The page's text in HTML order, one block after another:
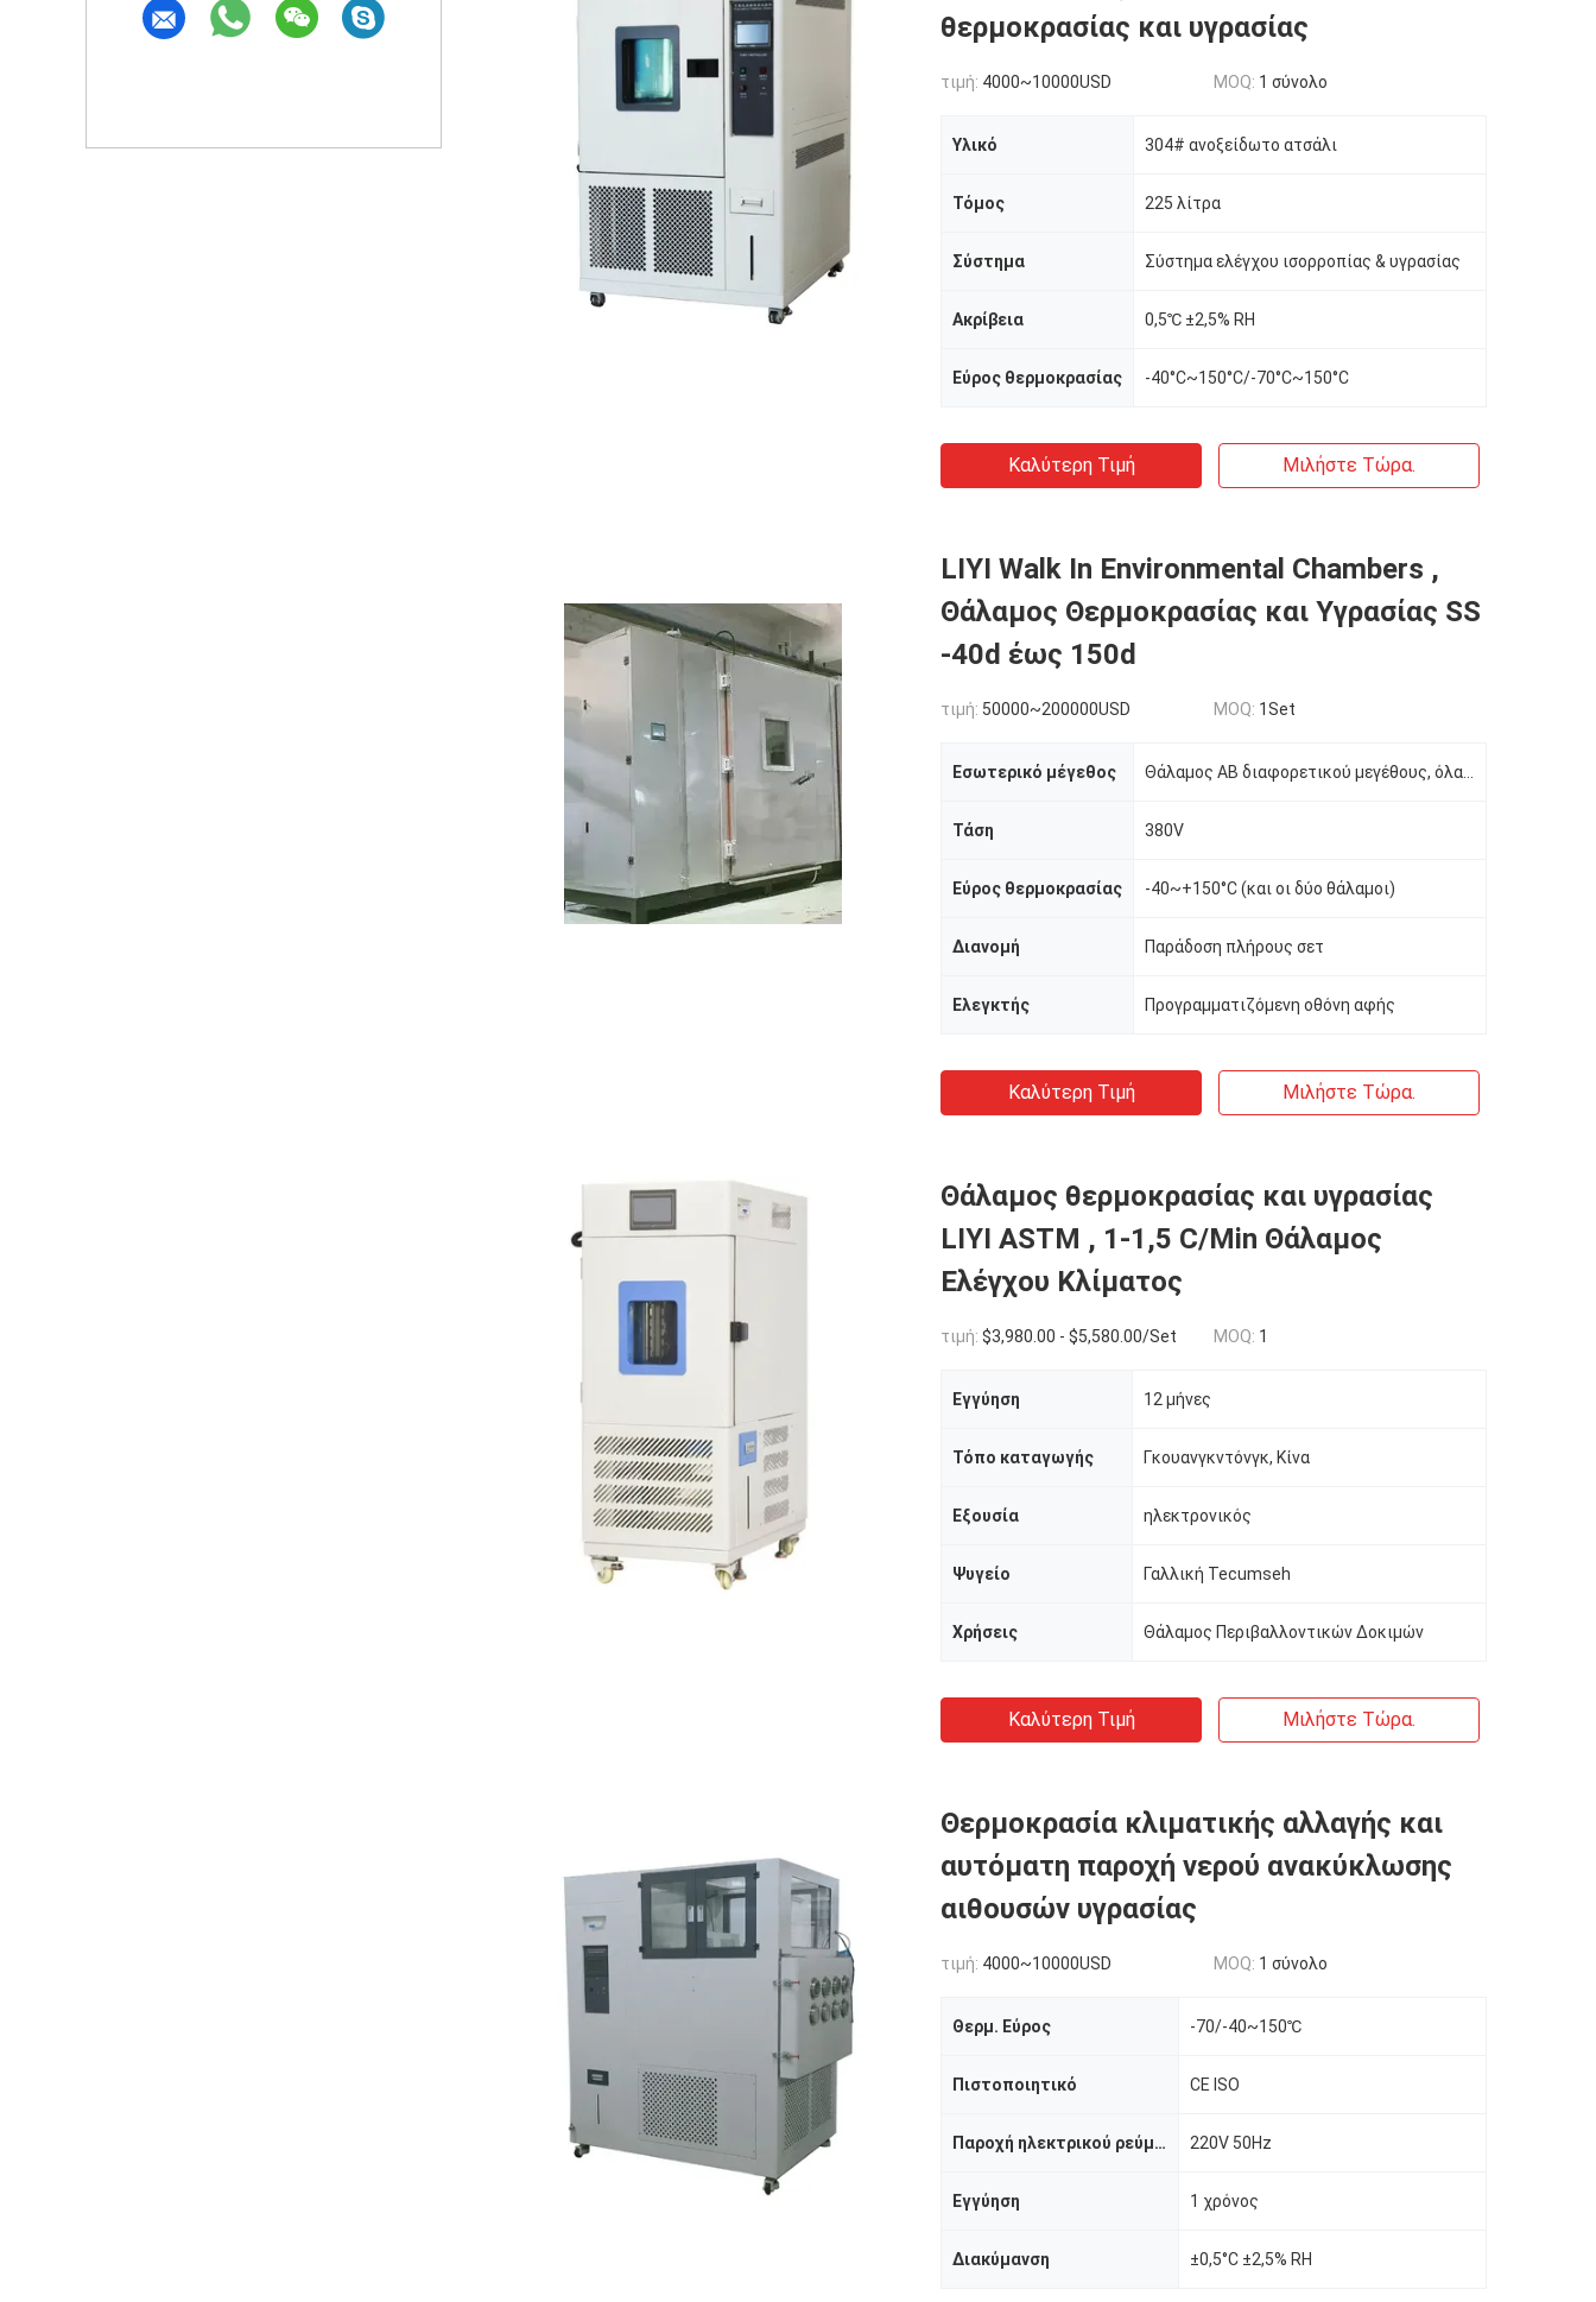
θερμοκρασίας και υγρασίας
τιμή: 4000~10000USD MOQ: 1 σύνολο
Υλικό 304# ανοξείδωτο ατσάλι
Τόμος 225 λίτρα
Σύστημα Σύστημα ελέγχου ισορροπίας & υγρασίας
Ακρίβεια 0,5℃ ±2,5% RH
Εύρος θερμοκρασίας -40°C~150°C/-70°C~150°C
Καλύτερη Τιμή Μιλήστε Τώρα.
LIYI Walk In Environmental Chambers ,
Θάλαμος Θερμοκρασίας και Υγρασίας SS
-40d έως 150d
τιμή: 50000~200000USD MOQ: 1Set
Εσωτερικό μέγεθος
Τάση 380V
Εύρος θερμοκρασίας -40~+150°C (και οι δύο θάλαμοι)
Διανομή Παράδοση πλήρους σετ
Ελεγκτής Προγραμματιζόμενη οθόνη αφής
Καλύτερη Τιμή Μιλήστε Τώρα.
Θάλαμος θερμοκρασίας και υγρασίας
LIYI ASTM , 1-1,5 C/Min Θάλαμος
Ελέγχου Κλίματος
τιμή: $3,980.00 - $5,580.00/Set MOQ: 1
Εγγύηση 12 μήνες
Τόπο καταγωγής Γκουανγκντόνγκ, Κίνα
Εξουσία ηλεκτρονικός
Ψυγείο Γαλλική Tecumseh
Χρήσεις Θάλαμος Περιβαλλοντικών Δοκιμών
Καλύτερη Τιμή Μιλήστε Τώρα.
Θερμοκρασία κλιματικής αλλαγής και
αυτόματη παροχή νερού ανακύκλωσης
αιθουσών υγρασίας
τιμή: 4000~10000USD MOQ: 1 σύνολο
Θερμ. Εύρος -70/-40~150℃
Πιστοποιητικό CE ISO
Παροχή ηλεκτρικού ρεύματος 220V 50Hz
Εγγύηση 1 χρόνος
Διακύμανση ±0,5°C ±2,5% RH